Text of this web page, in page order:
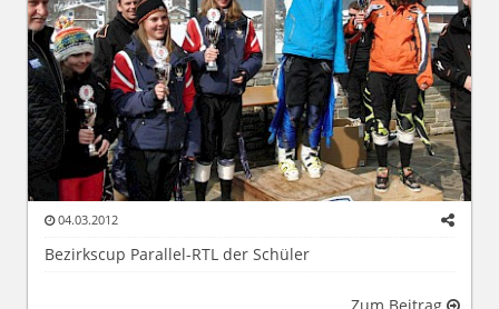
04.03.2012
Bezirkscup Parallel-RTL der Schüler